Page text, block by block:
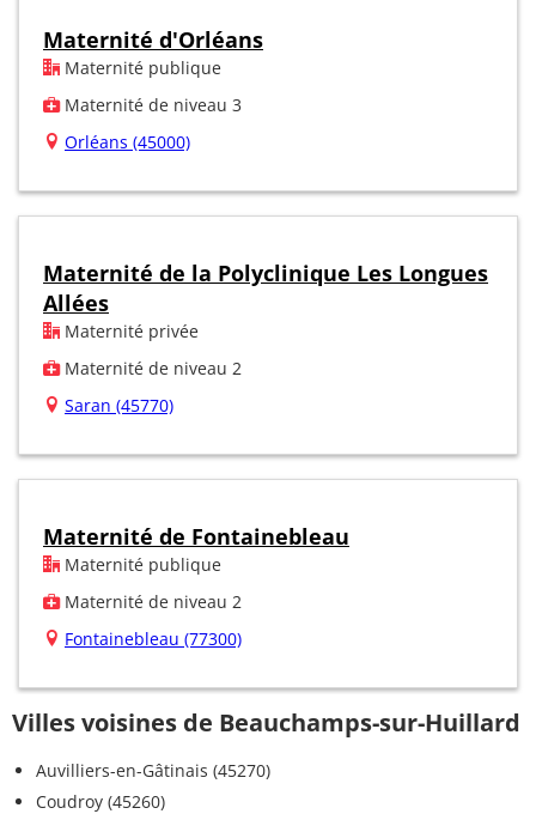
Maternité d'Orléans
Maternité publique
Maternité de niveau 3
Orléans (45000)
Maternité de la Polyclinique Les Longues
Allées
Maternité privée
Maternité de niveau 2
Saran (45770)
Maternité de Fontainebleau
Maternité publique
Maternité de niveau 2
Fontainebleau (77300)
Villes voisines de Beauchamps-sur-Huillard
Auvilliers-en-Gâtinais (45270)
Coudroy (45260)